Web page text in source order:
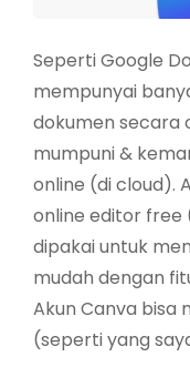
Seperti Google
mempunyai
dokumen secara
mumpuni &
online (di cloud).
online editor free
dipakai untuk
mudah dengan
Akun Canva bisa
(seperti yang